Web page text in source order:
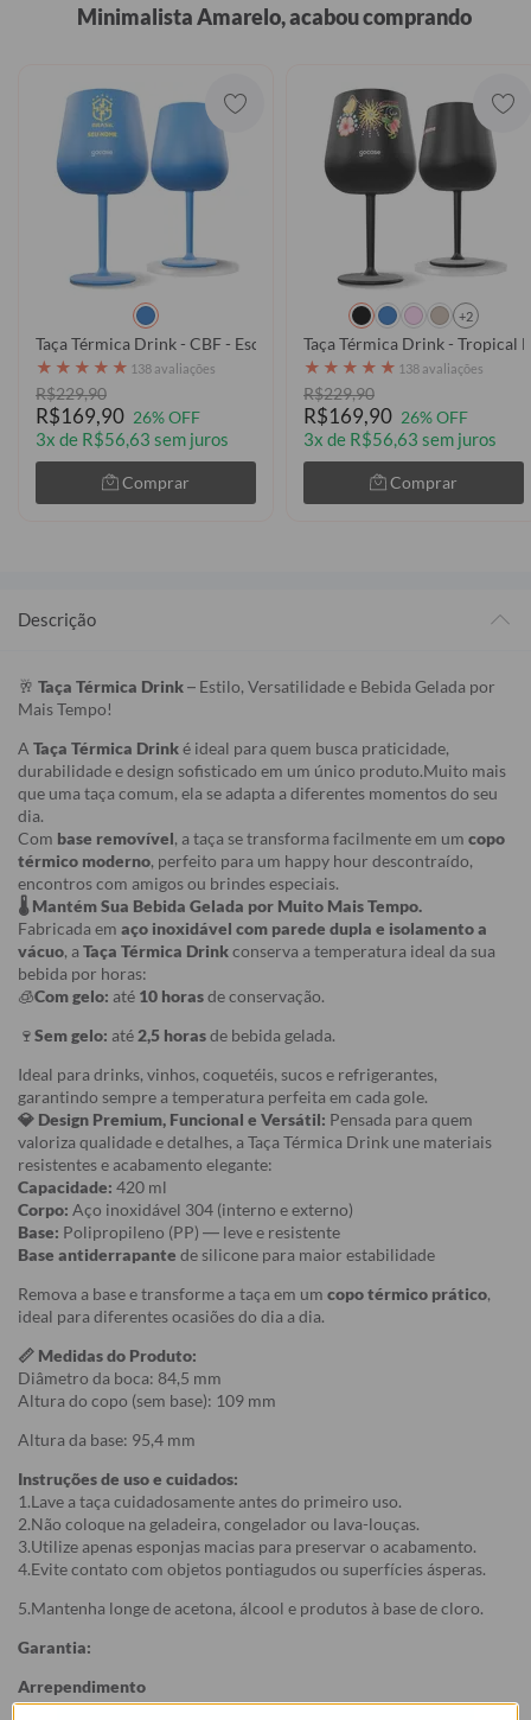
Minimalista Amarelo, acabou comprando
Taça Térmica Drink - CBF - Escudo Minimalista Amarelo
★ ★ ★ ★ ★ 138 avaliações
R$229,90
R$169,90 26% OFF
3x de R$56,63 sem juros
Comprar
+2
Taça Térmica Drink - Tropical
★ ★ ★ ★ ★ 138 avaliações
R$229,90
R$169,90 26% OFF
3x de R$56,63 sem juros
Comprar
Descrição
🥂 Taça Térmica Drink– Estilo, Versatilidade e Bebida Gelada por
Mais Tempo!
A Taça Térmica Drinké ideal para quem busca praticidade,
durabilidade e design sofisticado em um único produto.Muito mais
que uma taça comum, ela se adapta a diferentes momentos do seu
dia.
Com base removível, a taça se transforma facilmente em um copo
térmico moderno, perfeito para um happy hour descontraído,
encontros com amigos ou brindes especiais.
🌡️ Mantém Sua Bebida Gelada por Muito Mais Tempo.
Fabricada em aço inoxidável com parede dupla e isolamento a
vácuo, a Taça Térmica Drinkconserva a temperatura ideal da sua
bebida por horas:
🧊Com gelo: até 10 horasde conservação.
🍷Sem gelo: até 2,5 horasde bebida gelada.
Ideal para drinks, vinhos, coquetéis, sucos e refrigerantes,
garantindo sempre a temperatura perfeita em cada gole.
💎 Design Premium, Funcional e Versátil: Pensada para quem
valoriza qualidade e detalhes, a Taça Térmica Drink une materiais
resistentes e acabamento elegante:
Capacidade: 420 ml
Corpo: Aço inoxidável 304 (interno e externo)
Base: Polipropileno (PP) — leve e resistente
Base antiderrapante de silicone para maior estabilidade
Remova a base e transforme a taça em um copo térmico prático,
ideal para diferentes ocasiões do dia a dia.
📏 Medidas do Produto:
Diâmetro da boca: 84,5 mm
Altura do copo (sem base): 109 mm
Altura da base: 95,4 mm
Instruções de uso e cuidados:
1.Lave a taça cuidadosamente antes do primeiro uso.
2.Não coloque na geladeira, congelador ou lava-louças.
3.Utilize apenas esponjas macias para preservar o acabamento.
4.Evite contato com objetos pontiagudos ou superfícies ásperas.
5.Mantenha longe de acetona, álcool e produtos à base de cloro.
Garantia:
Arrependimento
- Os nossos produtos personalizados (estampados ou